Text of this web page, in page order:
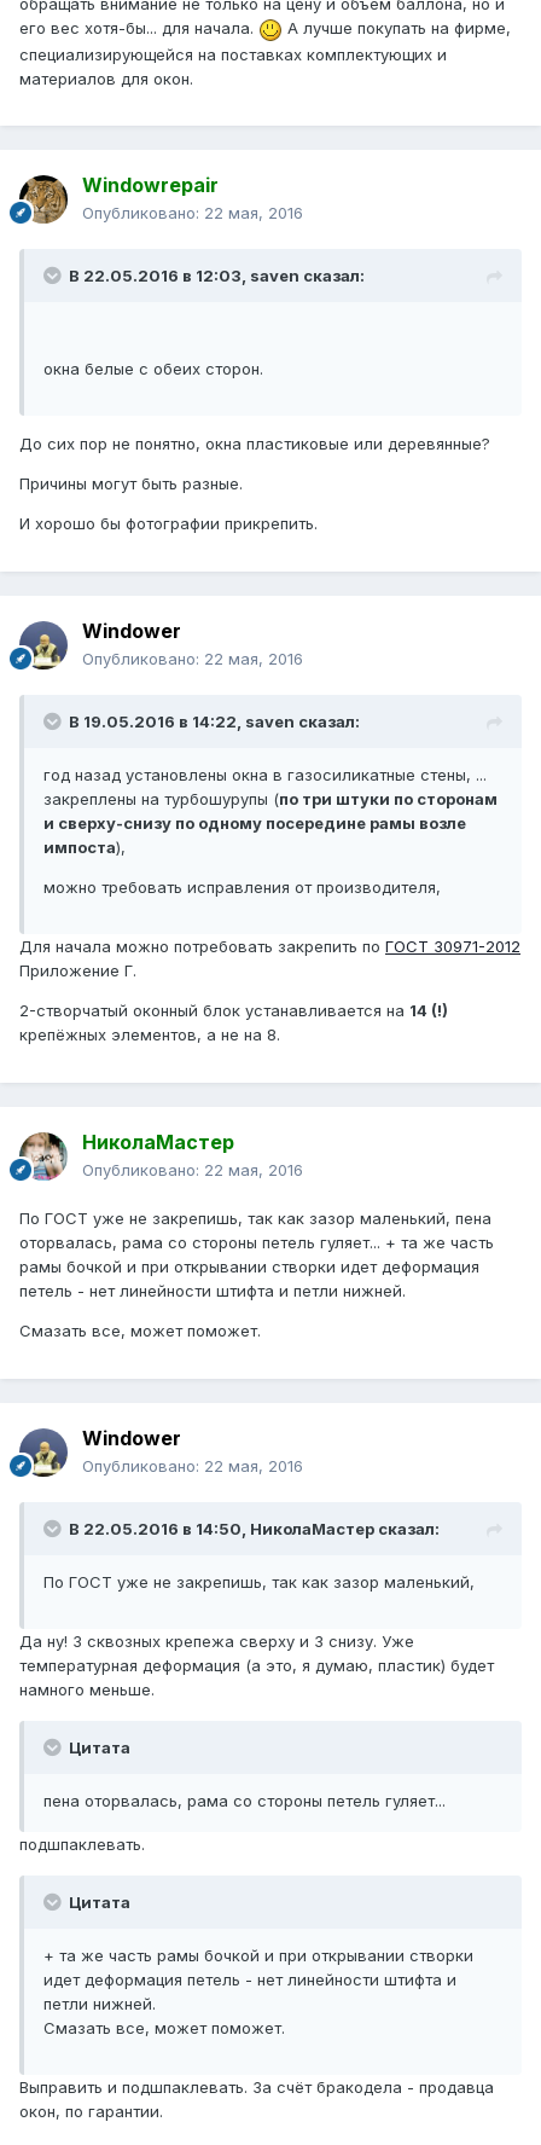
обращать внимание не только на цену и объем баллона, но и
его вес хотя-бы... для начала.
А лучше покупать на фирме,
специализирующейся на поставках комплектующих и
материалов для окон.
Windowrepair
Опубликовано: 22 мая, 2016
В 22.05.2016 в 12:03, saven сказал:
окна белые c обеих сторон.
До сих пор не понятно, окна пластиковые или деревянные?
Причины могут быть разные.
И хорошо бы фотографии прикрепить.
Windower
Опубликовано: 22 мая, 2016
В 19.05.2016 в 14:22, saven сказал:
год назад установлены окна в газосиликатные стены, ...
закреплены на турбошурупы (по три штуки по сторонам
и сверху-снизу по одному посередине рамы возле
импоста),
можно требовать исправления от производителя,
Для начала можно потребовать закрепить по ГОСТ 30971-2012
Приложение Г.
2-створчатый оконный блок устанавливается на 14 (!)
крепёжных элементов, а не на 8.
НиколаМастер
Опубликовано: 22 мая, 2016
По ГОСТ уже не закрепишь, так как зазор маленький, пена
оторвалась, рама со стороны петель гуляет... + та же часть
рамы бочкой и при открывании створки идет деформация
петель - нет линейности штифта и петли нижней.
Смазать все, может поможет.
Windower
Опубликовано: 22 мая, 2016
В 22.05.2016 в 14:50, НиколаМастер сказал:
По ГОСТ уже не закрепишь, так как зазор маленький,
Да ну! 3 сквозных крепежа сверху и 3 снизу. Уже
температурная деформация (а это, я думаю, пластик) будет
намного меньше.
Цитата
пена оторвалась, рама со стороны петель гуляет...
подшпаклевать.
Цитата
+ та же часть рамы бочкой и при открывании створки
идет деформация петель - нет линейности штифта и
петли нижней.
Смазать все, может поможет.
Выправить и подшпаклевать. За счёт бракодела - продавца
окон, по гарантии.